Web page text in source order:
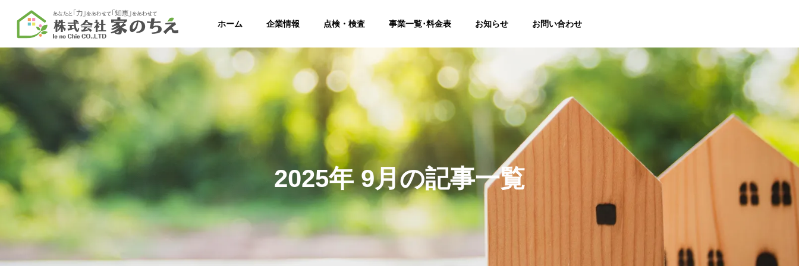
ホーム 企業情報 点検・検査 事業一覧･料金表 お知らせ お問い合わせ
Company
会社概要
Message
代表挨拶 会社概要
Access
アクセス
Service
サービス
新築住宅の検査
注文：戸建て/分譲：戸建て･マンシ
中古住宅の検査
2025年 9月の記事一覧